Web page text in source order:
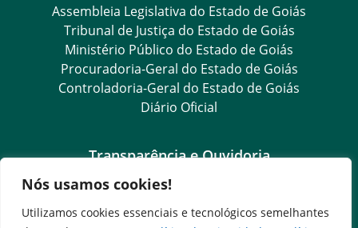
Nós usamos cookies!
Utilizamos cookies essenciais e tecnológicos semelhantes
Assembleia Legislativa do Estado de Goiás
Tribunal de Justiça do Estado de Goiás
Ministério Público do Estado de Goiás
Procuradoria-Geral do Estado de Goiás
Controladoria-Geral do Estado de Goiás
Diário Oficial
Transparência e Ouvidoria
LGPD
Goiás Transparência